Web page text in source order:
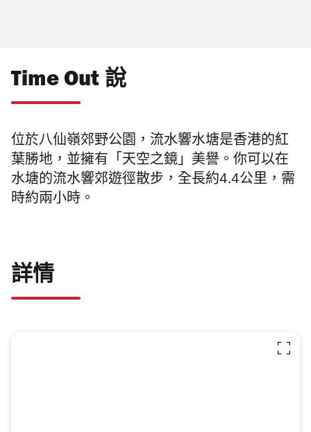
Time Out 說
位於八仙嶺郊野公園，流水響水塘是香港的紅
葉勝地，並擁有「天空之鏡」美譽。你可以在
水塘的流水響郊遊徑散步，全長約4.4公里，需
時約兩小時。
詳情